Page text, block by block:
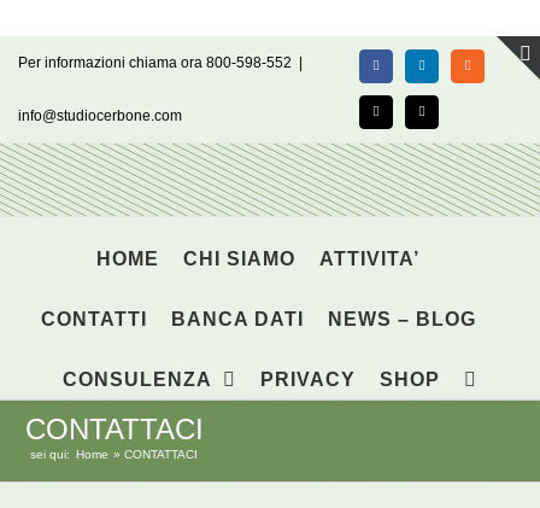
contenuto
Per informazioni chiama ora 800-598-552
info@studiocerbone.com
FacebookLinkedIn Rss
X Email
HOME CHI SIAMO ATTIVITA’
CONTATTI BANCA DATI NEWS – BLOG
CONSULENZA PRIVACY SHOP
CONTATTACI
sei qui: Home CONTATTACI